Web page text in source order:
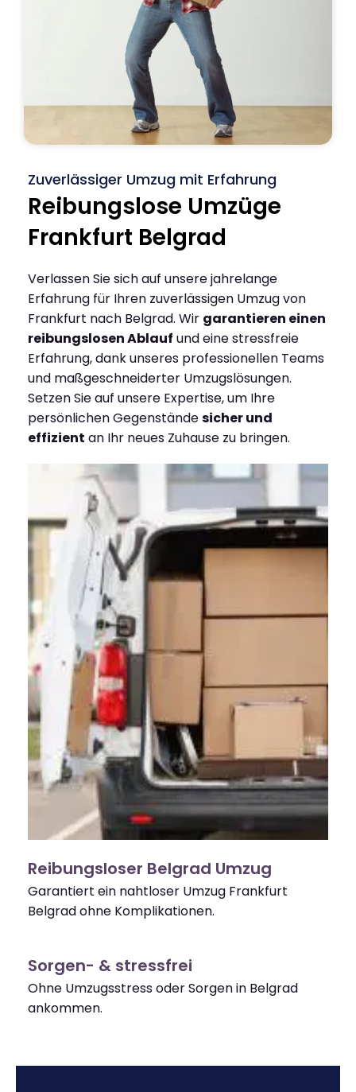
Zuverlässiger Umzug mit Erfahrung
Reibungslose Umzüge
Frankfurt Belgrad
Verlassen Sie sich auf unsere jahrelange
Erfahrung für Ihren zuverlässigen Umzug von
Frankfurt nach Belgrad. Wir garantieren einen
reibungslosen Ablauf und eine stressfreie
Erfahrung, dank unseres professionellen Teams
und maßgeschneiderter Umzugslösungen.
Setzen Sie auf unsere Expertise, um Ihre
persönlichen Gegenständesicher und
effizient an Ihr neues Zuhause zu bringen.
Reibungsloser Belgrad Umzug
Garantiert ein nahtloser Umzug Frankfurt
Belgrad ohne Komplikationen.
Sorgen- & stressfrei
Ohne Umzugsstress oder Sorgen in Belgrad
ankommen.